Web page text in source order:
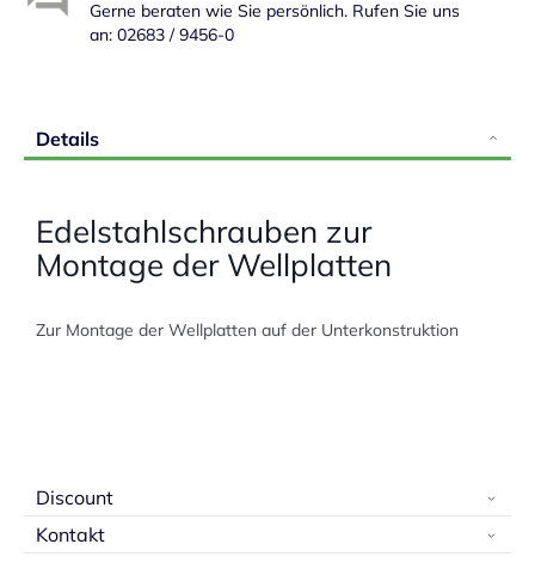
Gerne beraten wie Sie persönlich. Rufen Sie uns
an: 02683 / 9456-0
Details
Edelstahlschrauben zur
Montage der Wellplatten
Zur Montage der Wellplatten auf der Unterkonstruktion
Discount
Kontakt